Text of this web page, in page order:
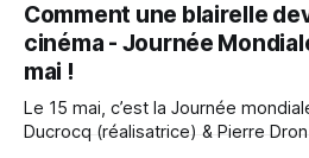
Comment une blairelle
cinéma - Journée
mai !
Le 15 mai, c’est la Journée mondiale
Ducrocq (réalisatrice) & Pierre